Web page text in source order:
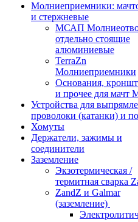
Молниеприемники:
и стержневые
МСАП
отдельно стоящие
алюминиевые
TerraZn
Молниеприемники
Основания,
и прочее для
Устройства для
проволоки (катанки) и
Хомуты
Держатели, зажимы и
соединители
Заземление
Экзотермическая /
термитная сварка
ZandZ и Galmar
(заземление)